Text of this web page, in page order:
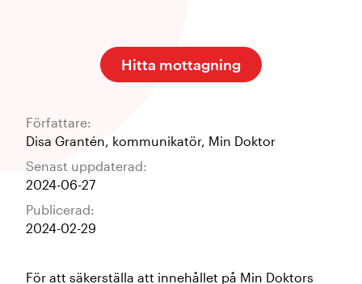
Hitta mottagning
Författare:
Disa Grantén kommunikatör, Min Doktor
Senast uppdaterad:
2024-06-27
Publicerad:
2024-02-29
För att säkerställa att innehållet på Min Doktors